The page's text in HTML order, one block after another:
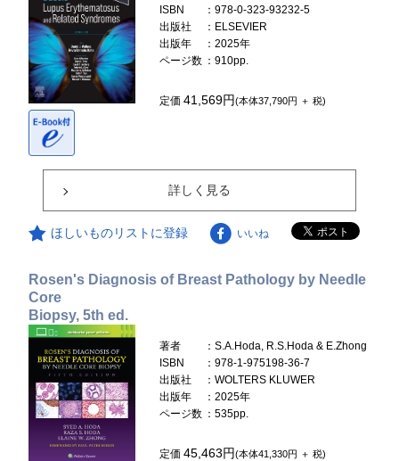
ISBN
：978-0-323-93232-5
出版社
：ELSEVIER
出版年
：2025年
ページ数 ：910pp.
定価41,569円(本体37,790円 ＋ 税)
詳しく見る
ほしいものリストに登録 いいね
Rosen's Diagnosis of Breast Pathology by Needle
Core
Biopsy, 5th ed.
著者
：S.A.Hoda, R.S.Hoda & E.Zhong
ISBN
：978-1-975198-36-7
出版社
：WOLTERS KLUWER
出版年
：2025年
ページ数 ：535pp.
定価45,463円(本体41,330円 ＋ 税)